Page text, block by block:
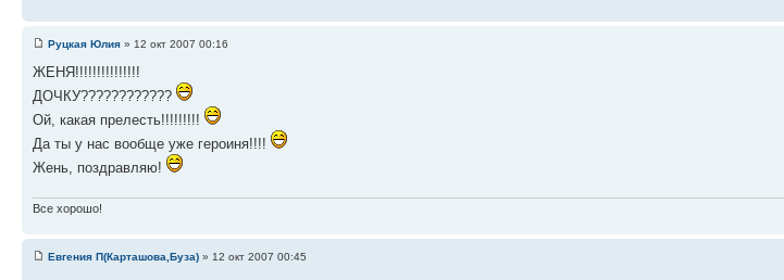
Руцкая Юлия » 12 окт 2007 00:16
ЖЕНЯ!!!!!!!!!!!!!!!
ДОЧКУ????????????
Ой, какая прелесть!!!!!!!!!
Да ты у нас вообще уже героиня!!!!
Жень, поздравляю!
Все хорошо!
Евгения П(Карташова,Буза) » 12 окт 2007 00:45